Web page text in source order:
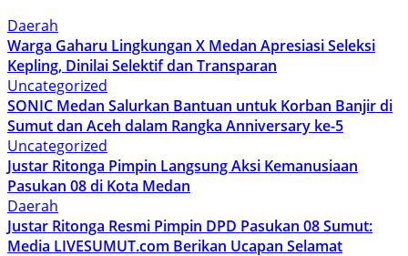
Daerah
Warga Gaharu Lingkungan X Medan Apresiasi Seleksi
Kepling, Dinilai Selektif dan Transparan
Uncategorized
SONIC Medan Salurkan Bantuan untuk Korban Banjir di
Sumut dan Aceh dalam Rangka Anniversary ke-5
Uncategorized
Justar Ritonga Pimpin Langsung Aksi Kemanusiaan
Pasukan 08 di Kota Medan
Daerah
Justar Ritonga Resmi Pimpin DPD Pasukan 08 Sumut:
Media LIVESUMUT.com Berikan Ucapan Selamat